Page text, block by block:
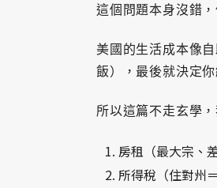
這個問題本身沒錯
美國的生活成本像
飯），最後就決定你
所以這篇不走玄學
房租（最大宗、
所得稅（住對州